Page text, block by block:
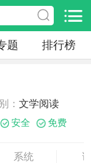
题 排行榜
： 文学阅读
安全 免费
系统